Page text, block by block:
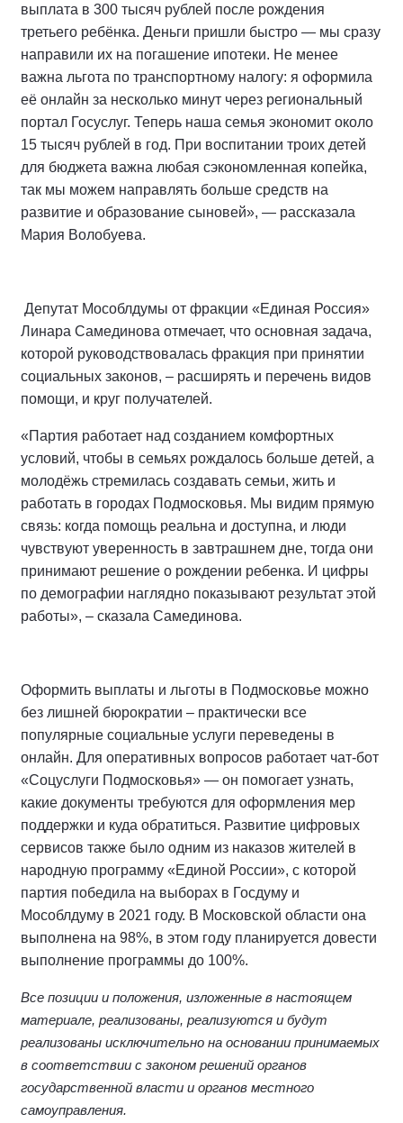
выплата в 300 тысяч рублей после рождения
третьего ребёнка. Деньги пришли быстро — мы сразу
направили их на погашение ипотеки. Не менее
важна льгота по транспортному налогу: я оформила
её онлайн за несколько минут через региональный
портал Госуслуг. Теперь наша семья экономит около
15 тысяч рублей в год. При воспитании троих детей
для бюджета важна любая сэкономленная копейка,
так мы можем направлять больше средств на
развитие и образование сыновей», — рассказала
Мария Волобуева.
Депутат Мособлдумы от фракции «Единая Россия»
Линара Самединова отмечает, что основная задача,
которой руководствовалась фракция при принятии
социальных законов, – расширять и перечень видов
помощи, и круг получателей.
«Партия работает над созданием комфортных
условий, чтобы в семьях рождалось больше детей, а
молодёжь стремилась создавать семьи, жить и
работать в городах Подмосковья. Мы видим прямую
связь: когда помощь реальна и доступна, и люди
чувствуют уверенность в завтрашнем дне, тогда они
принимают решение о рождении ребенка. И цифры
по демографии наглядно показывают результат этой
работы», – сказала Самединова.
Оформить выплаты и льготы в Подмосковье можно
без лишней бюрократии – практически все
популярные социальные услуги переведены в
онлайн. Для оперативных вопросов работает чат-бот
«Соцуслуги Подмосковья» — он помогает узнать,
какие документы требуются для оформления мер
поддержки и куда обратиться. Развитие цифровых
сервисов также было одним из наказов жителей в
народную программу «Единой России», с которой
партия победила на выборах в Госдуму и
Мособлдуму в 2021 году. В Московской области она
выполнена на 98%, в этом году планируется довести
выполнение программы до 100%.
Все позиции и положения, изложенные в настоящем
материале, реализованы, реализуются и будут
реализованы исключительно на основании принимаемых
в соответствии с законом решений органов
государственной власти и органов местного
самоуправления.